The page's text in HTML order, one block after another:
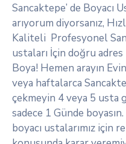
Sancaktepe’ de Boyacı
arıyorum diyorsanız,
Kaliteli Profesyonel
ustaları İçin doğru adres
Boya! Hemen arayın
veya haftalarca
çekmeyin 4 veya 5
sadece 1 Günde
boyacı ustalarımız için